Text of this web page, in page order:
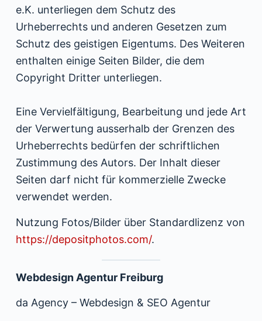
e.K. unterliegen dem Schutz des
Urheberrechts und anderen Gesetzen zum
Schutz des geistigen Eigentums. Des Weiteren
enthalten einige Seiten Bilder, die dem
Copyright Dritter unterliegen.
Eine Vervielfältigung, Bearbeitung und jede Art
der Verwertung ausserhalb der Grenzen des
Urheberrechts bedürfen der schriftlichen
Zustimmung des Autors. Der Inhalt dieser
Seiten darf nicht für kommerzielle Zwecke
verwendet werden.
Nutzung Fotos/Bilder über Standardlizenz von
https://depositphotos.com/.
Webdesign Agentur Freiburg
da Agency– Webdesign & SEO Agentur